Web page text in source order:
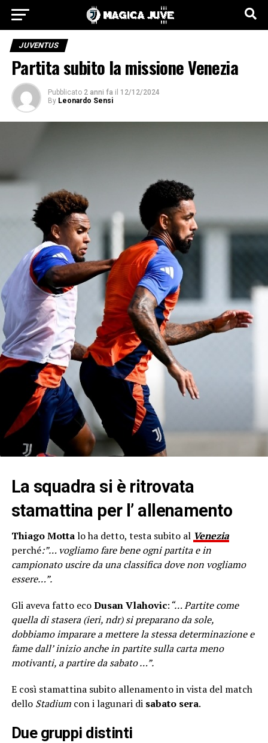
JUVENTUS
Partita subito la missione Venezia
Pubblicato 2 anni fa il 12/12/2024
By Leonardo Sensi
La squadra si è ritrovata
stamattina per l’ allenamento
Thiago Mottalo ha detto, testa subito al Venezia
perché:”… vogliamo fare bene ogni partita e in
campionato uscire da una classifica dove non vogliamo
essere…”.
Gli aveva fatto ecoDusan Vlahovic:“… Partite come
quella di stasera (ieri, ndr) si preparano da sole,
dobbiamo imparare a mettere la stessa determinazione e
fame dall’ inizio anche in partite sulla carta meno
motivanti, a partire da sabato …”.
E così stamattina subito allenamento in vista del match
dello Stadiumcon i lagunari di sabato sera.
Due gruppi distinti